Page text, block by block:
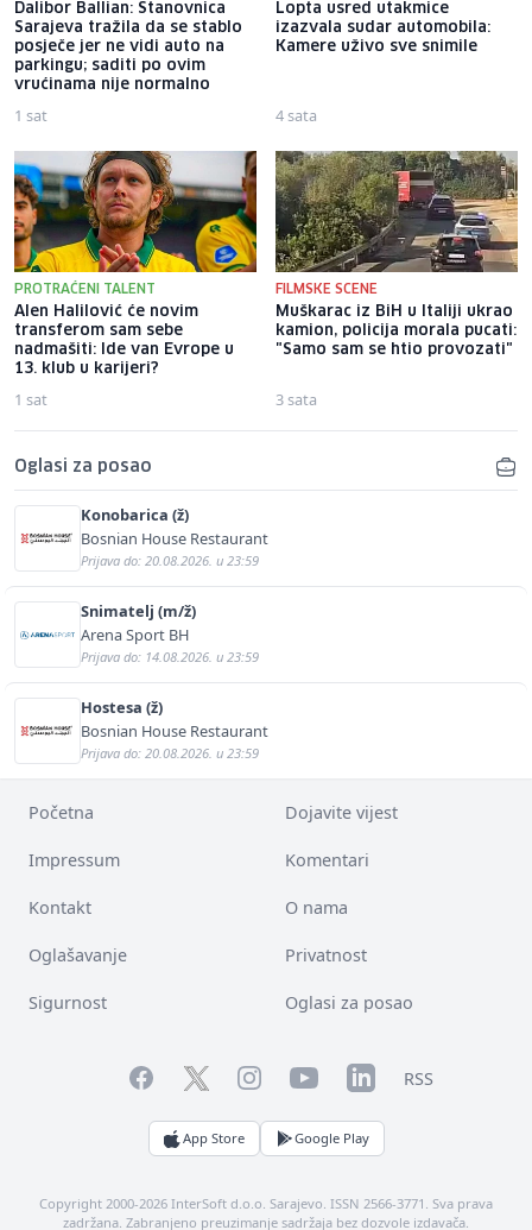
Dalibor Ballian: Stanovnica
Sarajeva tražila da se stablo
posječe jer ne vidi auto na
parkingu; saditi po ovim
vrućinama nije normalno
1 sat
Lopta usred utakmice
izazvala sudar automobila:
Kamere uživo sve snimile
4 sata
PROTRAĆENI TALENT
Alen Halilović će novim
transferom sam sebe
nadmašiti: Ide van Evrope u
13. klub u karijeri?
1 sat
FILMSKE SCENE
Muškarac iz BiH u Italiji ukrao
kamion, policija morala pucati:
"Samo sam se htio provozati"
3 sata
Oglasi za posao
Konobarica (ž)
Bosnian House Restaurant
Prijava do: 20.08.2026. u 23:59
Snimatelj (m/ž)
Arena Sport BH
Prijava do: 14.08.2026. u 23:59
Hostesa (ž)
Bosnian House Restaurant
Prijava do: 20.08.2026. u 23:59
Početna Dojavite vijest
Impressum Komentari
Kontakt O nama
Oglašavanje Privatnost
Sigurnost Oglasi za posao
FacebookTwitterInstagramYouTubeLinkedInRSS
App Store Google Play
Copyright 2000-2026 InterSoft d.o.o. Sarajevo. ISSN 2566-3771. Sva prava
zadržana. Zabranjeno preuzimanje sadržaja bez dozvole izdavača.